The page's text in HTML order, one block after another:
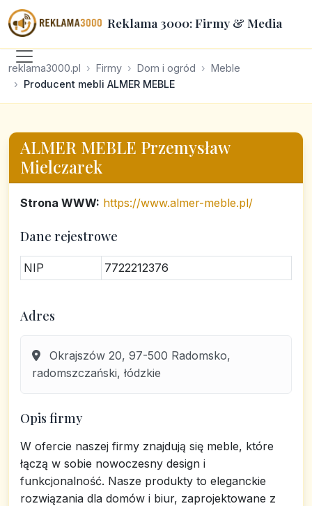
Reklama 3000: Firmy & Media
reklama3000.pl Firmy Dom i ogród
Meble
Producent mebli ALMER MEBLE
ALMER MEBLE Przemysław
Mielczarek
Strona WWW: https://www.almer-meble.pl/
Dane rejestrowe
NIP 7722212376
Adres
Okrajszów 20, 97-500 Radomsko,
radomszczański, łódzkie
Opis firmy
W ofercie naszej firmy znajdują się meble, które
łączą w sobie nowoczesny design i
funkcjonalność. Nasze produkty to eleganckie
rozwiązania dla domów i biur, zaprojektowane z